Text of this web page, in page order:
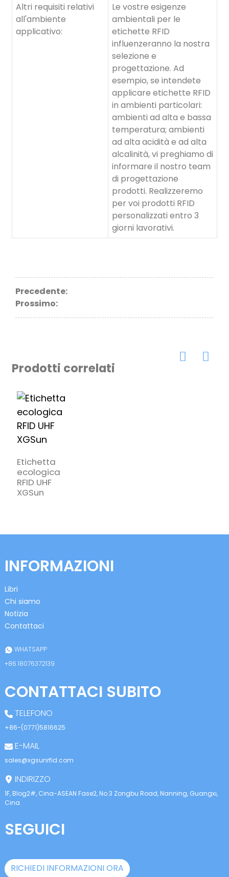
Altri requisiti relativi
all'ambiente
applicativo:
Le vostre esigenze
ambientali per le
etichette RFID
influenzeranno la nostra
selezione e
progettazione. Ad
esempio, se intendete
applicare etichette RFID
in ambienti particolari:
ambienti ad alta e bassa
temperatura; ambienti
ad alta acidità e ad alta
alcalinità, vi preghiamo di
informare il nostro team
di progettazione
prodotti. Realizzeremo
per voi prodotti RFID
personalizzati entro 3
giorni lavorativi.
Precedente:
Prossimo:
Prodotti correlati
Etichetta
ecologica
RFID UHF
XGSun
INFORMAZIONI
Libri
Chi siamo
Notizia
Contattaci
WHATSAPP
+86 18076372139
CONTATTACI SUBITO
TELEFONO
+86-(0771)5816625
E-MAIL
sales@xgsunrfid.com
INDIRIZZO
1F, Blog2#, Cina-ASEAN Fase2, No.3 Zongbu Road, Nanning, Guangxi,
Cina
SEGUICI
RICHIEDI INFORMAZIONI ORA